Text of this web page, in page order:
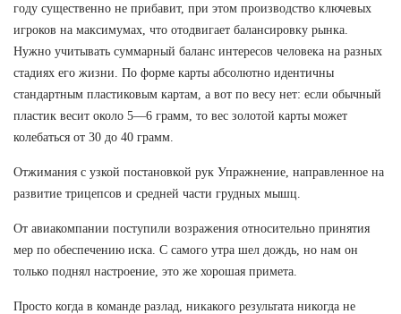
году существенно не прибавит, при этом производство ключевых
игроков на максимумах, что отодвигает балансировку рынка.
Нужно учитывать суммарный баланс интересов человека на разных
стадиях его жизни. По форме карты абсолютно идентичны
стандартным пластиковым картам, а вот по весу нет: если обычный
пластик весит около 5—6 грамм, то вес золотой карты может
колебаться от 30 до 40 грамм.
Отжимания с узкой постановкой рук Упражнение, направленное на
развитие трицепсов и средней части грудных мышц.
От авиакомпании поступили возражения относительно принятия
мер по обеспечению иска. С самого утра шел дождь, но нам он
только поднял настроение, это же хорошая примета.
Просто когда в команде разлад, никакого результата никогда не